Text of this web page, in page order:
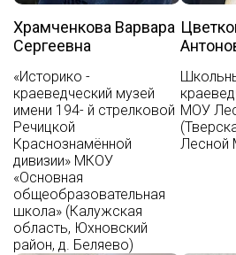
Храмченкова Варвара
Сергеевна
«Историко -
краеведческий музей
имени 194- й стрелковой
Речицкой
Краснознамённой
дивизии» МКОУ
«Основная
общеобразовательная
школа» (Калужская
область, Юхновский
район, д. Беляево)
МОУ
Лесной